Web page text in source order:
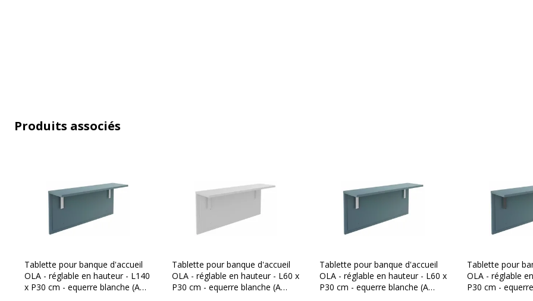
Caractéristiques générales
Finition Imitation Noyer
Gamme
Modèle Blanc
Quantité incluse 1
Densité panneaux
Forme
Largeur du plateau
Produits associés
Tablette pour banque d'accueil
OLA - réglable en hauteur - L140
x P30 cm - equerre blanche (A
Tablette pour banque d'accueil
OLA - réglable en hauteur - L60 x
P30 cm - equerre blanche (A
Tablette pour banque d'accueil
OLA - réglable en hauteur - L60 x
P30 cm - equerre blanche (A
Tablette pour
OLA - réglable
P30 cm -